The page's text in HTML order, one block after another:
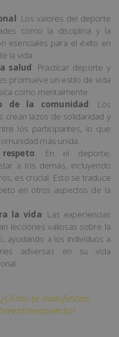
: Los valores del deporte
como la disciplina y la
esenciales para el éxito en
la vida.
salud: Practicar deporte y
promueve un estilo de vida
como mentalmente.
de la comunidad: Los
crean lazos de solidaridad y
los participantes, lo que
más unida.
: En el deporte,
a los demás, incluyendo
es crucial. Esto se traduce
en otros aspectos de la
la vida: Las experiencias
lecciones valiosas sobre la
ayudando a los individuos a
adversas en su vida
¿Cómo se manifiestan